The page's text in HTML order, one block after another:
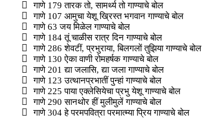
गाणे 179 तारक तो, सामर्थ्य तो गाण्याचे बोल
गाणे 107 आमुचा येशू ख्रिस्त भगवान गाण्याचे बोल
गाणे 63 जय मिळेल गाण्याचे बोल
गाणे 184 तूं चाळीस रात्र दिन गाण्याचे बोल
गाणे 286 शेवटीं, प्रभुराया, बिलगलों तुझिया गाण्याचे बोल
गाणे 130 ऐका वाणी रोमहर्षक गाण्याचे बोल
गाणे 201 द्या जलासि, द्या जला गाण्याचे बोल
गाणे 123 उत्थानप्रभातीं पुन्हां गाण्याचे बोल
गाणे 225 पाया एक्लेसियेचा प्रभु येशू गाण्याचे बोल
गाणे 290 सानथोर हीं मुलीमुलें गाण्याचे बोल
गाणे 304 हे परमपवित्रा परमात्म्या प्रिय गाण्याचे बोल